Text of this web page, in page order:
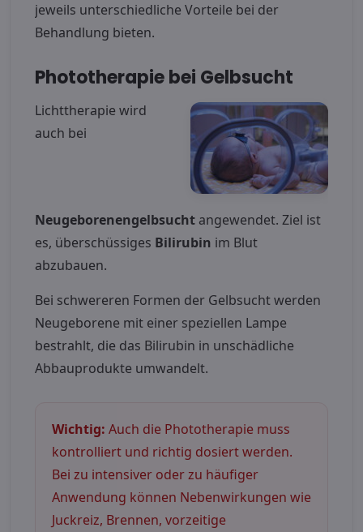
jeweils unterschiedliche Vorteile bei der
Behandlung bieten.
Phototherapie bei Gelbsucht
Lichttherapie wird
auch bei
Neugeborenengelbsucht angewendet. Ziel ist
es, überschüssiges Bilirubin im Blut
abzubauen.
Bei schwereren Formen der Gelbsucht werden
Neugeborene mit einer speziellen Lampe
bestrahlt, die das Bilirubin in unschädliche
Abbauprodukte umwandelt.
Wichtig: Auch die Phototherapie muss
kontrolliert und richtig dosiert werden.
Bei zu intensiver oder zu häufiger
Anwendung können Nebenwirkungen wie
Juckreiz, Brennen, vorzeitige